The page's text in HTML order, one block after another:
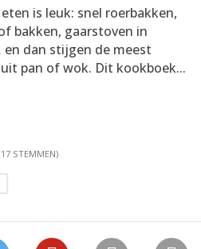
is leuk: snel roerbakken,
bakken, gaarstoven in
dan stijgen de meest
pan of wok. Dit kookboek...
STEMMEN)